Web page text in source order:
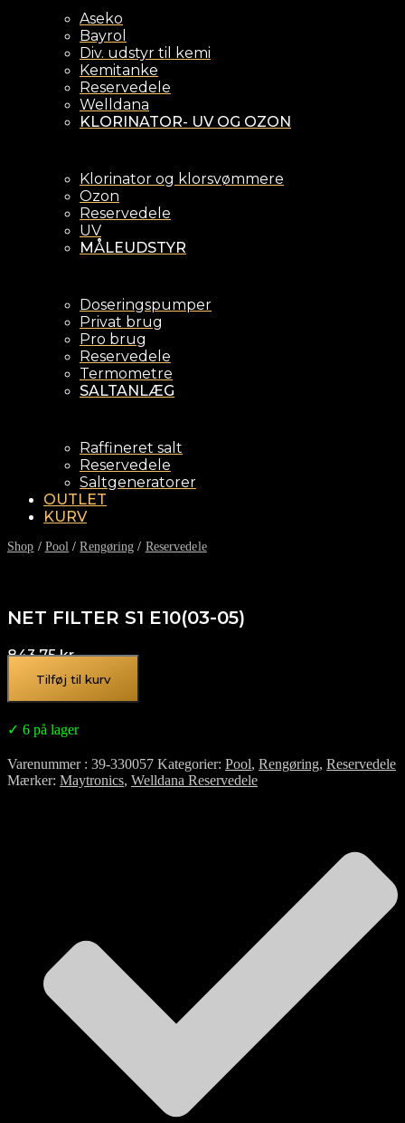
Aseko
Bayrol
Div. udstyr til kemi
Kemitanke
Reservedele
Welldana
KLORINATOR- UV OG OZON
Klorinator og klorsvømmere
Ozon
Reservedele
UV
MÅLEUDSTYR
Doseringspumper
Privat brug
Pro brug
Reservedele
Termometre
SALTANLÆG
Raffineret salt
Reservedele
Saltgeneratorer
OUTLET
KURV
Shop / Pool /Rengøring / Reservedele
NET FILTER S1 E10(03-05)
843,75kr.
Tilføj til kurv
✓ 6 på lager
Varenummer 39-330057 Kategorier Pool, Rengøring, Reservedele
Mærker Maytronics, Welldana Reservedele